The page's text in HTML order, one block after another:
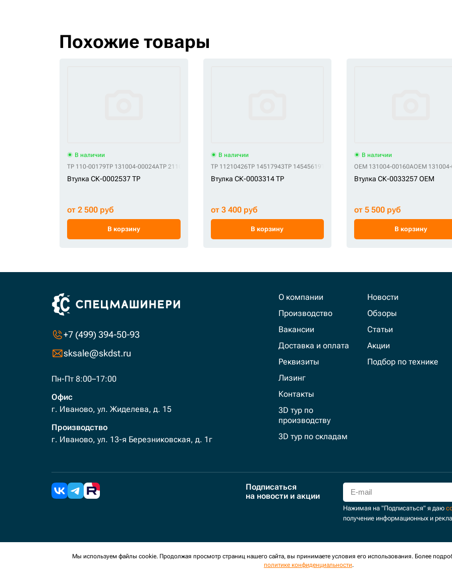
Похожие товары
В наличии
TP 110-00179TP 131004-00024ATP 2110-1318A TP K1000734TP K1037850A
Втулка СК-0002537 TP
от 2 500 руб
В корзину
В наличии
TP 11210426TP 14517943TP 14545619 TP 31YC-11115TP 61KH-89130TP 61Q6-04010
Втулка СК-0003314 TP
от 3 400 руб
В корзину
В наличии
OEM 131004-00160AOEM 131004-
Втулка СК-0033257 OEM
от 5 500 руб
В корзину
+7 (499) 394-50-93
sksale@skdst.ru
Пн-Пт 8:00–17:00
Офис
г. Иваново, ул. Жиделева, д. 15
Производство
г. Иваново, ул. 13-я Березниковская, д. 1г
О компании
Производство
Вакансии
Доставка и оплата
Реквизиты
Лизинг
Контакты
3D тур по
производству
3D тур по складам
Новости
Обзоры
Статьи
Акции
Подбор по технике
Подписаться
на новости и акции
Нажимая на "Подписаться" я даю
получение информационных и
2026 Все права защищены. Мы используем cookies для сбора обезличенных персональных данных. Оставаясь на
Мы используем файлы cookie. Продолжая просмотр страниц нашего сайта, вы принимаете условия его использования. Более
политике конфиденциальности.